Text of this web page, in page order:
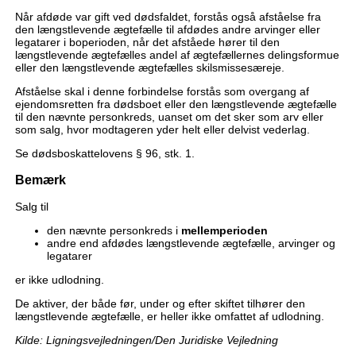
Når afdøde var gift ved dødsfaldet, forstås også afståelse fra
den længstlevende ægtefælle til afdødes andre arvinger eller
legatarer i boperioden, når det afståede hører til den
længstlevende ægtefælles andel af ægtefællernes delingsformue
eller den længstlevende ægtefælles skilsmissesæreje.
Afståelse skal i denne forbindelse forstås som overgang af
ejendomsretten fra dødsboet eller den længstlevende ægtefælle
til den nævnte personkreds, uanset om det sker som arv eller
som salg, hvor modtageren yder helt eller delvist vederlag.
Se dødsboskattelovens § 96, stk. 1.
Bemærk
Salg til
den nævnte personkreds i mellemperioden
andre end afdødes længstlevende ægtefælle, arvinger og
legatarer
er ikke udlodning.
De aktiver, der både før, under og efter skiftet tilhører den
længstlevende ægtefælle, er heller ikke omfattet af udlodning.
Kilde: Ligningsvejledningen/Den Juridiske Vejledning